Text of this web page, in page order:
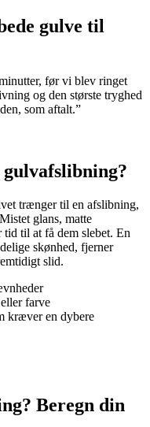
gulve til
før vi blev ringet
og den største tryghed
som aftalt.”
trænger til en afslibning,
glans, matte
til at få dem slebet. En
skønhed, fjerner
slid.
farve
kræver en dybere
Beregn din